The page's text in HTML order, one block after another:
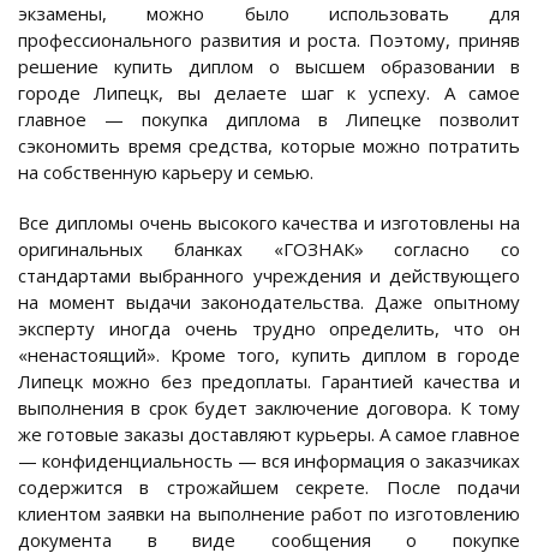
экзамены, можно было использовать для
профессионального развития и роста. Поэтому, приняв
решение купить диплом о высшем образовании в
городе Липецк, вы делаете шаг к успеху. А самое
главное — покупка диплома в Липецке позволит
сэкономить время средства, которые можно потратить
на собственную карьеру и семью.
Все дипломы очень высокого качества и изготовлены на
оригинальных бланках «ГОЗНАК» согласно со
стандартами выбранного учреждения и действующего
на момент выдачи законодательства. Даже опытному
эксперту иногда очень трудно определить, что он
«ненастоящий». Кроме того, купить диплом в городе
Липецк можно без предоплаты. Гарантией качества и
выполнения в срок будет заключение договора. К тому
же готовые заказы доставляют курьеры. А самое главное
— конфиденциальность — вся информация о заказчиках
содержится в строжайшем секрете. После подачи
клиентом заявки на выполнение работ по изготовлению
документа в виде сообщения о покупке